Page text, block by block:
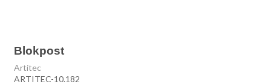
Blokpost
Artitec
ARTITEC-10.182